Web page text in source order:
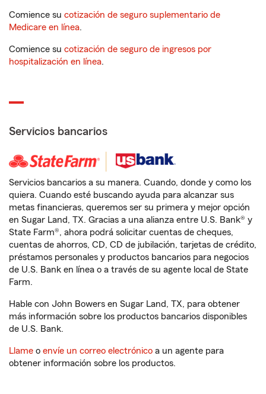
Comience su cotización de seguro suplementario de
Medicare en línea.
Comience su cotización de seguro de ingresos por
hospitalización en línea.
Servicios bancarios
Servicios bancarios a su manera. Cuando, donde y como los
quiera. Cuando esté buscando ayuda para alcanzar sus
metas financieras, queremos ser su primera y mejor opción
en Sugar Land, TX. Gracias a una alianza entre U.S. Bank® y
State Farm®, ahora podrá solicitar cuentas de cheques,
cuentas de ahorros, CD, CD de jubilación, tarjetas de crédito,
préstamos personales y productos bancarios para negocios
de U.S. Bank en línea o a través de su agente local de State
Farm.
Hable con John Bowers en Sugar Land, TX, para obtener
más información sobre los productos bancarios disponibles
de U.S. Bank.
Llame o envíe un correo electrónico a un agente para
obtener información sobre los productos.